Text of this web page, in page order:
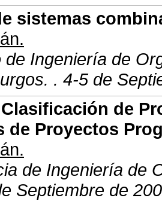
sistemas
de Ingeniería de
. 4-5 de
de
de Proyectos
de Ingeniería de
Septiembre de